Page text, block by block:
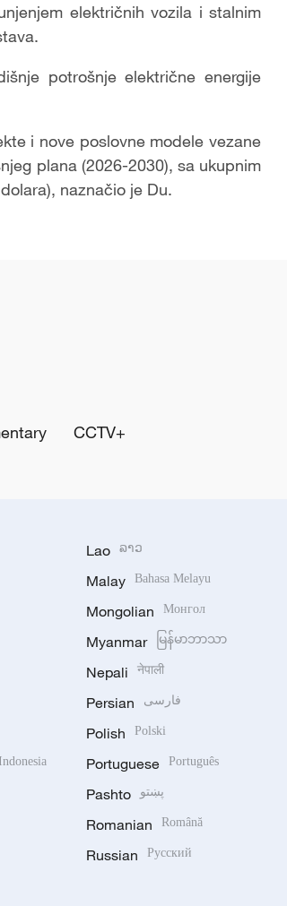
električnih vozila i stalnim
potrošnje električne energije
i nove poslovne modele vezane
plana (2026-2030), sa ukupnim
naznačio je Du.
CCTV+
Lao ລາວ
Malay Bahasa Melayu
Mongolian Монгол
Myanmar မြန်မာဘာသာ
Nepali नेपाली
Persian فارسی
Polish Polski
Portuguese Português
Pashto پښتو
Romanian Română
Russian Русский